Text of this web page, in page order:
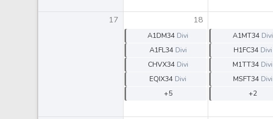
17 18
A1DM34 Divi
A1FL34 Divi
CHVX34 Divi
EQIX34 Divi
+5
A1MT34 Divi
H1FC34 Divi
M1TT34 Divi
MSFT34 Divi
+2